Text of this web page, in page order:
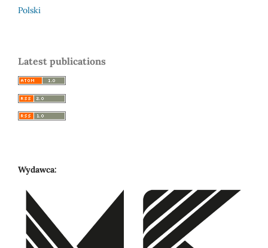
Polski
Latest publications
Wydawca: